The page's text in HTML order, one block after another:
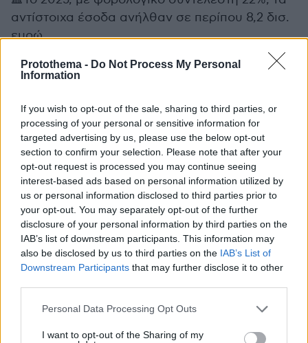
Protothema - Do Not Process My Personal
Information
If you wish to opt-out of the sale, sharing to third parties, or
processing of your personal or sensitive information for
targeted advertising by us, please use the below opt-out
section to confirm your selection. Please note that after your
opt-out request is processed you may continue seeing
interest-based ads based on personal information utilized by
us or personal information disclosed to third parties prior to
your opt-out. You may separately opt-out of the further
disclosure of your personal information by third parties on the
IAB’s list of downstream participants. This information may
also be disclosed by us to third parties on the IAB’s List of
Downstream Participants that may further disclose it to other
Please note that this website/app uses one or more Google
not limited to your visit or usage behaviour. You may click to
Personal Data Processing Opt Outs
I want to opt-out of the Sharing of my
αντίστοιχα έσοδα ανήλθαν σε περίπου 8,2 δισ.
ευρώ.
Με άλλα λόγια, ακόμη και αν υποθέσουμε ότι
κόστος των 4 δισ. ευρώ αποκλειστικά από τη
φορολογία των επιχειρήσεων, θα έπρεπε να
εξασφαλίσει μια αύξηση εσόδων που
αντιστοιχεί σε σχεδόν 50% επιπλέον από τα
σημερινά επίπεδα.
Έσοδα τα οποία φυσικά δεν πρόκειται να
έρθουν ποτέ όπως αποδεικνύουν τα στοιχεία
των πενιχρών εσόδων του 2019 με τον
υψηλότερο συντελεστή φορολογίας
επιχειρήσεων στο 28%.
✅ Όλα αυτά οδηγούν σε ένα συμπέρασμα:
οφείλει να απαντήσει με σαφήνεια σε ένα